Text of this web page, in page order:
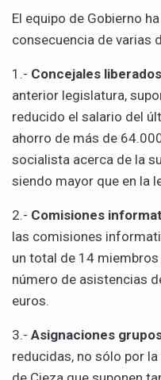
El equipo de Gobierno
consecuencia de varias
1.- Concejales liberados
anterior legislatura,
reducido el salario del
ahorro de más de
socialista acerca de la
siendo mayor que en la
2.- Comisiones
las comisiones
un total de 14
número de asistencias
euros.
3.- Asignaciones
reducidas, no sólo por